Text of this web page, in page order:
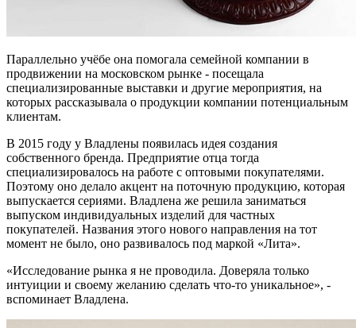
Параллельно учёбе она помогала семейной компании в
продвижении на московском рынке - посещала
специализированные выставки и другие мероприятия, на
которых рассказывала о продукции компании потенциальным
клиентам.
В 2015 году у Владлены появилась идея создания
собственного бренда. Предприятие отца тогда
специализировалось на работе с оптовыми покупателями.
Поэтому оно делало акцент на поточную продукцию, которая
выпускается сериями. Владлена же решила заниматься
выпуском индивидуальных изделий для частных
покупателей. Названия этого нового направления на тот
момент не было, оно развивалось под маркой «Лита».
«Исследование рынка я не проводила. Доверяла только
интуиции и своему желанию сделать что-то уникальное», -
вспоминает Владлена.